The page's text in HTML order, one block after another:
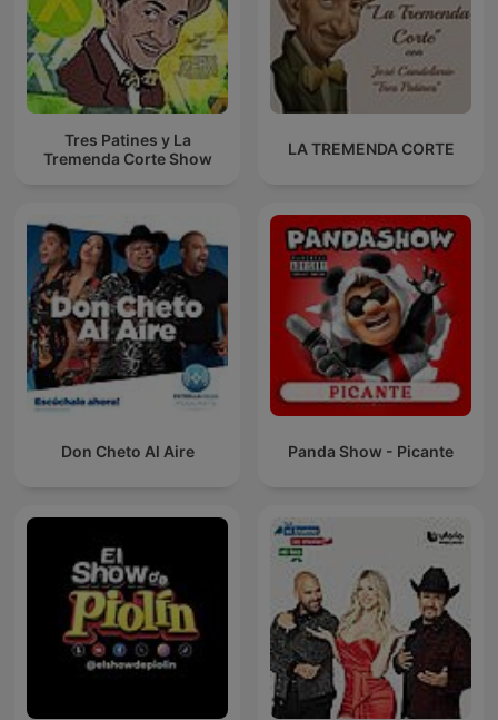
Tres Patines y La
Tremenda Corte Show
LA TREMENDA CORTE
Don Cheto Al Aire Panda Show - Picante